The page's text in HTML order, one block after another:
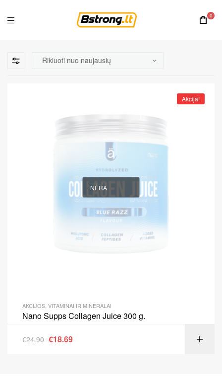
0
Akcija!
NĖRA
AKCIJOS VITAMINAI IR MINERALAI
Nano Supps Collagen Juice 300 g.
€24.90 €18.69